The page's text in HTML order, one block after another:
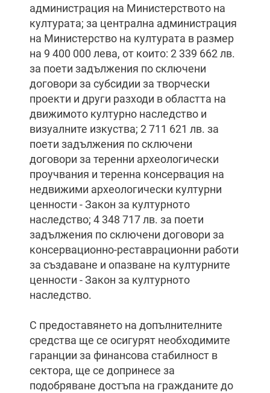
администрация на Министерството на
културата; за централна администрация
на Министерство на културата в размер
на 9 400 000 лева, от които: 2 339 662 лв.
за поети задължения по сключени
договори за субсидии за творчески
проекти и други разходи в областта на
движимото културно наследство и
визуалните изкуства; 2 711 621 лв. за
поети задължения по сключени
договори за теренни археологически
проучвания и теренна консервация на
недвижими археологически културни
ценности - Закон за културното
наследство; 4 348 717 лв. за поети
задължения по сключени договори за
консервационно-реставрационни работи
за създаване и опазване на културните
ценности - Закон за културното
наследство.
С предоставянето на допълнителните
средства ще се осигурят необходимите
гаранции за финансова стабилност в
сектора, ще се допринесе за
подобряване достъпа на гражданите до